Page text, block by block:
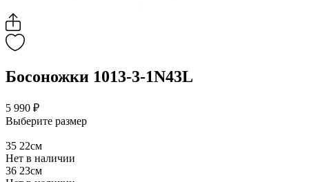
Босоножки 1013-3-1N43L
5 990 ₽
Выберите размер
35 22см
Нет в наличии
36 23см